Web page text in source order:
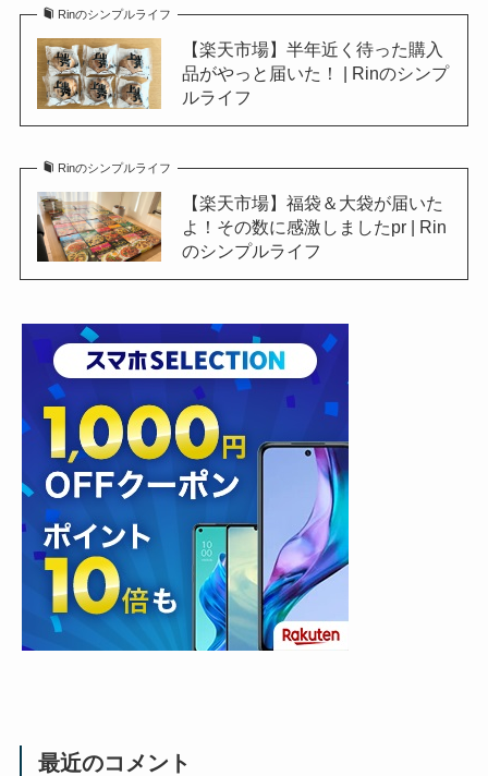
Rinのシンプルライフ
【楽天市場】半年近く待った購入
品がやっと届いた！ | Rinのシンプ
ルライフ
Rinのシンプルライフ
【楽天市場】福袋＆大袋が届いた
よ！その数に感激しましたpr | Rin
のシンプルライフ
最近のコメント